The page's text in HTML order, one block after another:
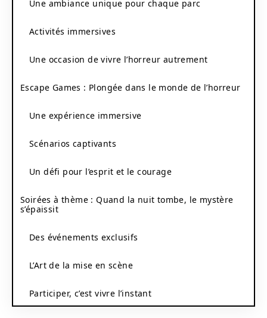
Une ambiance unique pour chaque parc
Activités immersives
Une occasion de vivre l’horreur autrement
Escape Games : Plongée dans le monde de l’horreur
Une expérience immersive
Scénarios captivants
Un défi pour l’esprit et le courage
Soirées à thème : Quand la nuit tombe, le mystère
s’épaissit
Des événements exclusifs
L’Art de la mise en scène
Participer, c’est vivre l’instant